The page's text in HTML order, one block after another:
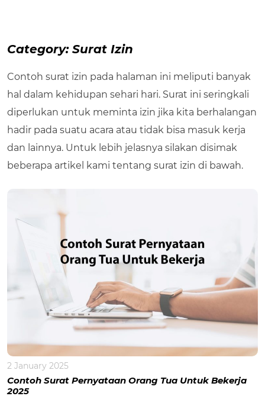
Category: Surat Izin
Contoh surat izin pada halaman ini meliputi banyak
hal dalam kehidupan sehari hari. Surat ini seringkali
diperlukan untuk meminta izin jika kita berhalangan
hadir pada suatu acara atau tidak bisa masuk kerja
dan lainnya. Untuk lebih jelasnya silakan disimak
beberapa artikel kami tentang surat izin di bawah.
2 January 2025
Contoh Surat Pernyataan Orang Tua Untuk Bekerja
2025